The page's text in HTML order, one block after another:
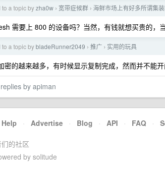
to a topic byzha0w › 宽带症候群 › 海鲜市场上有好多所谓集
需要上 800 的设备吗？当然，有钱就想买贵的，当
to a topic bybladeRunner2049 › 推广 › 实用的玩具
密的越来越多，有时候显示复制完成，然而并不能开
by apiman
Help · Advertise · Blog · API · FAQ ·
的社区
by solitude